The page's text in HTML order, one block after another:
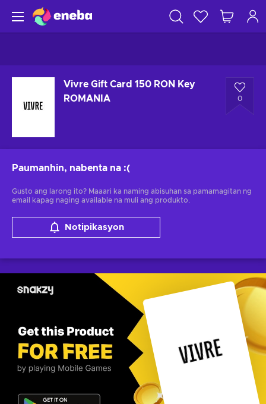
Vivre Gift Card 150 RON Key
ROMANIA
0
Paumanhin, nabenta na :(
Gusto ang larong ito? Maaari ka naming abisuhan sa pamamagitan ng
email kapag naging available na muli ang produkto.
Notipikasyon